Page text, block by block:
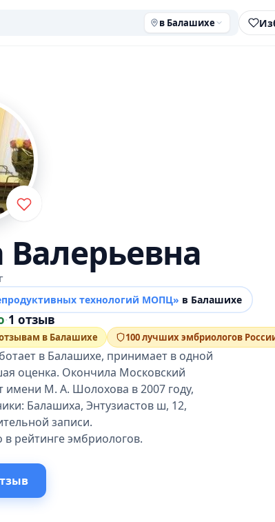
в Балашихе
технологий МОПЦ» в Балашихе
·1 отзыв
в Балашихе 100 лучших эмбриологов
в Балашихе, принимает в одной
оценка. Окончила Московский
имени М. А. Шолохова в 2007 году,
Балашиха, Энтузиастов ш, 12,
записи.
рейтинге эмбриологов.